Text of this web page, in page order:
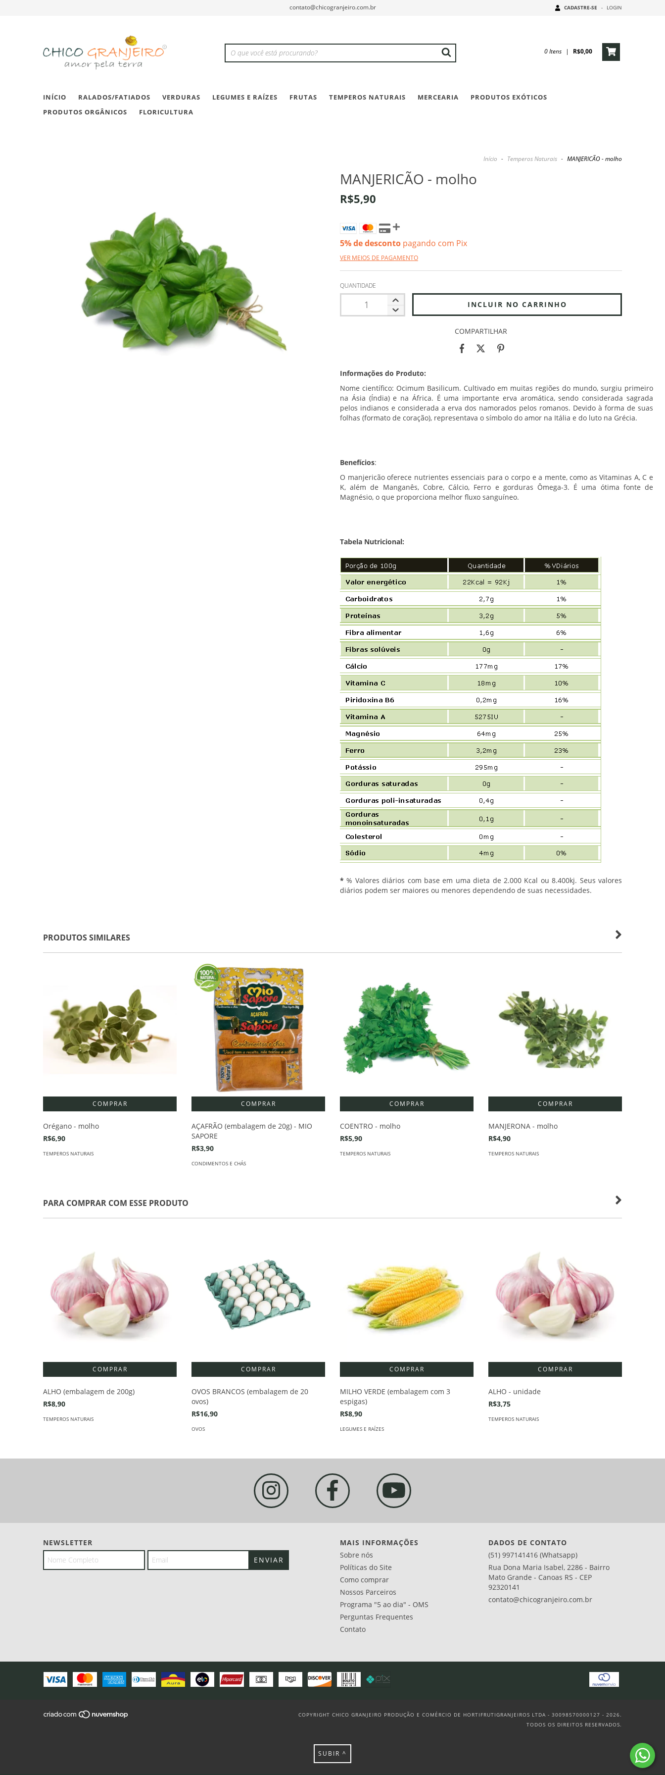
contato@chicogranjeiro.com.br CADASTRE-SE - LOGIN
0Itens | R$0,00
INÍCIO RALADOS/FATIADOS VERDURAS LEGUMES E RAÍZES FRUTAS TEMPEROS NATURAIS MERCEARIA
PRODUTOS EXÓTICOS
PRODUTOS ORGÂNICOS
FLORICULTURA
Início - Temperos Naturais - MANJERICÃO - molho
MANJERICÃO - molho
R$5,90
5% de desconto pagando com Pix
VER MEIOS DE PAGAMENTO
QUANTIDADE
COMPARTILHAR
Informações do Produto:
Nome científico: Ocimum Basilicum. Cultivado em muitas regiões do mundo, surgiu primeiro
na Ásia (Índia) e na África. É uma importante erva aromática, sendo considerada sagrada
pelos indianos e considerada a erva dos namorados pelos romanos. Devido à forma de suas
folhas (formato de coração), representava o símbolo do amor na Itália e do luto na Grécia.
Benefícios:
O manjericão oferece nutrientes essenciais para o corpo e a mente, como as Vitaminas A, C e
K, além de Manganês, Cobre, Cálcio, Ferro e gorduras Ômega-3. É uma ótima fonte de
Magnésio, o que proporciona melhor fluxo sanguíneo.
Tabela Nutricional:
* % Valores diários com base em uma dieta de 2.000 Kcal ou 8.400kj. Seus valores
diários podem ser maiores ou menores dependendo de suas necessidades.
PRODUTOS SIMILARES
Orégano - molho
R$6,90
TEMPEROS NATURAIS
AÇAFRÃO (embalagem de 20g) - MIO
SAPORE
R$3,90
CONDIMENTOS E CHÁS
COENTRO - molho
R$5,90
TEMPEROS NATURAIS
MANJERONA - molho
R$4,90
TEMPEROS NATURAIS
PARA COMPRAR COM ESSE PRODUTO
ALHO (embalagem de 200g)
R$8,90
TEMPEROS NATURAIS
OVOS BRANCOS (embalagem de 20
ovos)
R$16,90
OVOS
MILHO VERDE (embalagem com 3
espigas)
R$8,90
LEGUMES E RAÍZES
ALHO - unidade
R$3,75
TEMPEROS NATURAIS
NEWSLETTER
MAIS INFORMAÇÕES
Sobre nós
Políticas do Site
Como comprar
Nossos Parceiros
Programa "5 ao dia" - OMS
Perguntas Frequentes
Contato
DADOS DE CONTATO
(51) 997141416 (Whatsapp)
Rua Dona Maria Isabel, 2286 - Bairro
Mato Grande - Canoas RS - CEP
92320141
contato@chicogranjeiro.com.br
COPYRIGHT CHICO GRANJEIRO PRODUÇÃO E COMÉRCIO DE HORTIFRUTIGRANJEIROS LTDA - 30098570000127 - 2026.
TODOS OS DIREITOS RESERVADOS.
SUBIR ^